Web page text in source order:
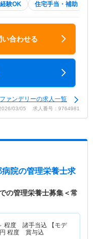
験OK 住宅手当・補助
合わせる
ァンデリーの求人一覧
03/05 求人番号：9764981
病院の管理栄養士求
の管理栄養士募集＜常
程度 諸手当込 【モデ
程度 賞与込